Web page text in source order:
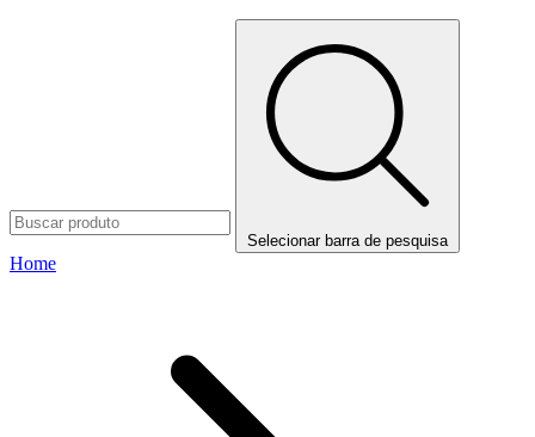
Selecionar barra de pesquisa
Home